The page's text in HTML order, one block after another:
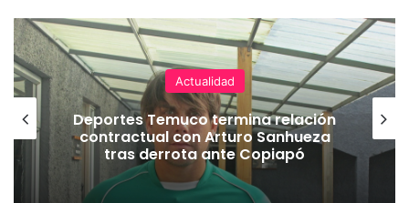
Actualidad
Deportes Temuco termina relación
contractual con Arturo Sanhueza
tras derrota ante Copiapó